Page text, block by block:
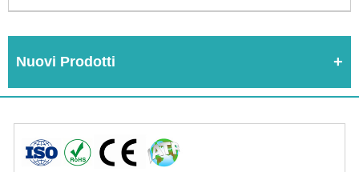
Nuovi Prodotti